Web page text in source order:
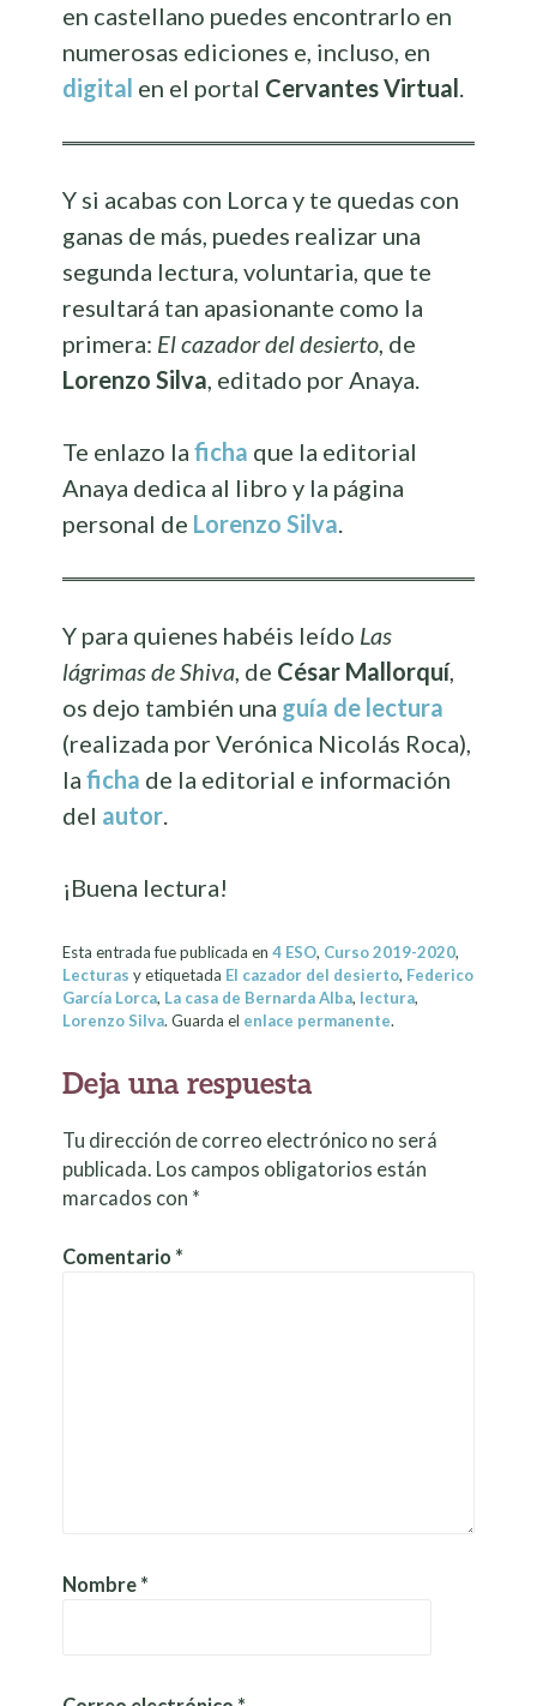
en castellano puedes encontrarlo en
numerosas ediciones e, incluso, en
digital en el portal Cervantes Virtual.
Y si acabas con Lorca y te quedas con
ganas de más, puedes realizar una
segunda lectura, voluntaria, que te
resultará tan apasionante como la
primera: El cazador del desierto, de
Lorenzo Silva, editado por Anaya.
Te enlazo laficha que la editorial
Anaya dedica al libro y la página
personal de Lorenzo Silva.
Y para quienes habéis leído Las
lágrimas de Shiva, de César Mallorquí,
os dejo también una guía de lectura
(realizada por Verónica Nicolás Roca),
laficha de la editorial e información
del autor.
¡Buena lectura!
Esta entrada fue publicada en4 ESO, Curso 2019-2020,
Lecturas y etiquetada El cazador del desierto, Federico
García Lorca, La casa de Bernarda Alba, lectura,
Lorenzo Silva. Guarda el enlace permanente.
Deja una respuesta
Tu dirección de correo electrónico no será
publicada. Los campos obligatorios están
marcados con *
Comentario *
Nombre *